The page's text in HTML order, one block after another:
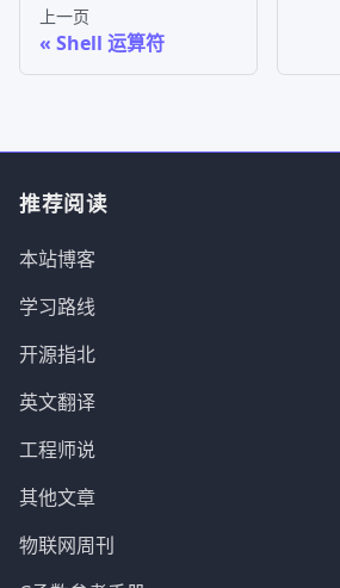
上一页
Shell 运算符
推荐阅读
本站博客
学习路线
开源指北
英文翻译
工程师说
其他文章
物联网周刊